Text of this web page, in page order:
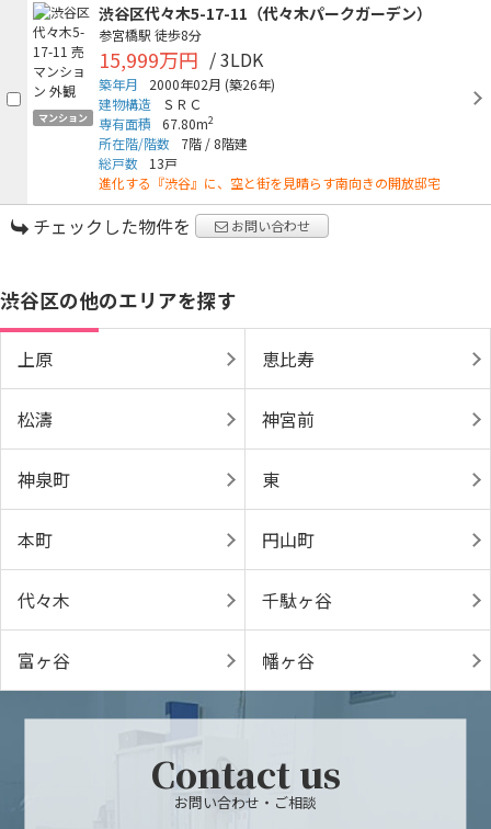
マンション
渋谷区代々木5-17-11（代々木パークガーデン）
参宮橋駅 徒歩8分
15,999万円 / 3LDK
築年月 2000年02月 (築26年)
建物構造
ＳＲＣ
専有面積
67.80m2
所在階/階数 7階 / 8階建
総戸数
13戸
進化する『渋谷』に、空と街を見晴らす南向きの開放邸宅
チェックした物件を お問い合わせ
渋谷区の他のエリアを探す
上原 恵比寿
松濤 神宮前
神泉町 東
本町 円山町
代々木 千駄ヶ谷
富ヶ谷 幡ヶ谷
Contact us
お問い合わせ・ご相談